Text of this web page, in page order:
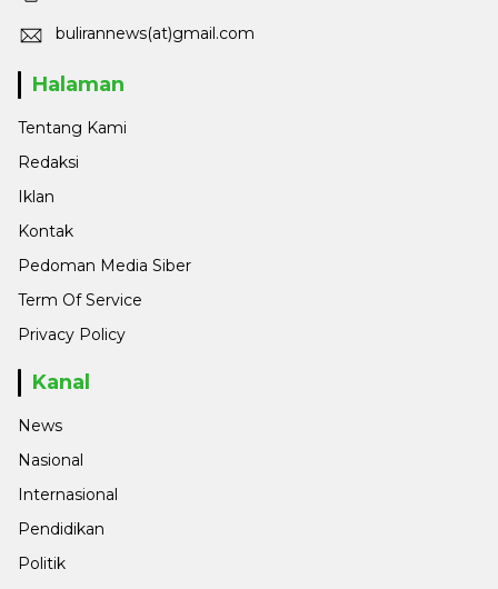
bulirannews(at)gmail.com
Halaman
Tentang Kami
Redaksi
Iklan
Kontak
Pedoman Media Siber
Term Of Service
Privacy Policy
Kanal
News
Nasional
Internasional
Pendidikan
Politik